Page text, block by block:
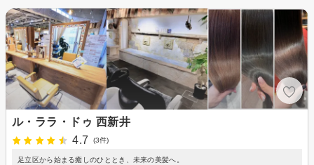
ル・ララ・ドゥ 西新井
4.7
(3件)
足立区から始まる癒しのひととき、未来の美髪へ。